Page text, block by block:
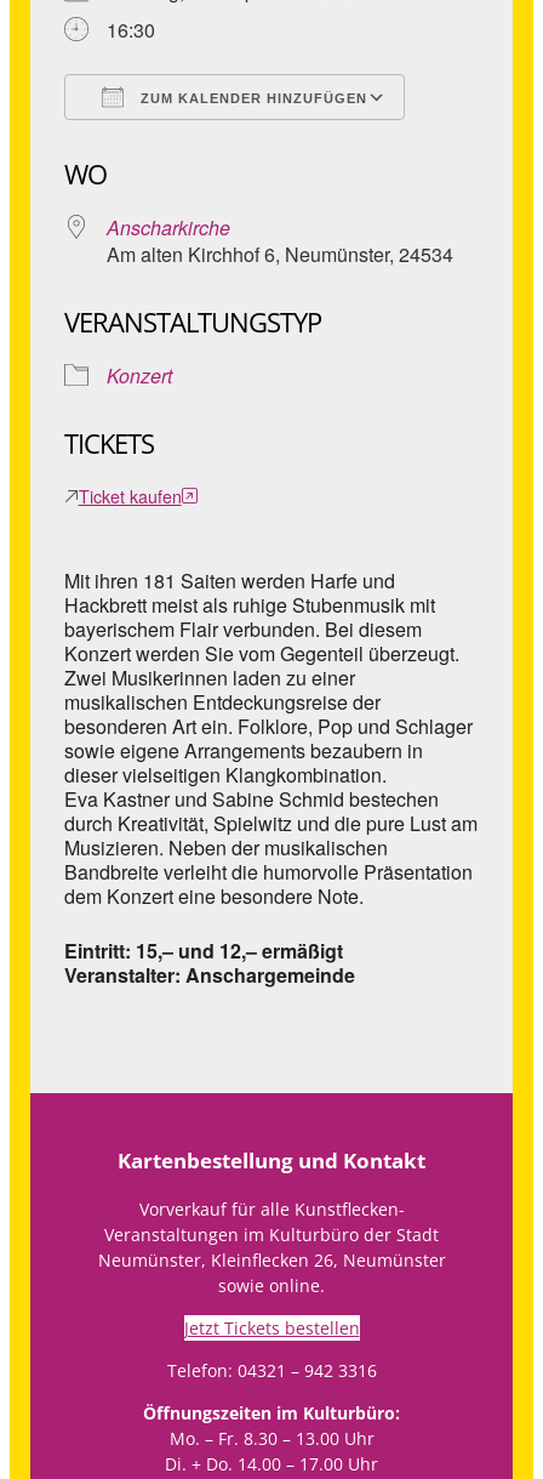
16:30
ZUM KALENDER HINZUFÜGEN
WO
Anscharkirche
Am alten Kirchhof 6, Neumünster, 24534
VERANSTALTUNGSTYP
Konzert
TICKETS
Ticket kaufen
Mit ihren 181 Saiten werden Harfe und
Hackbrett meist als ruhige Stubenmusik mit
bayerischem Flair verbunden. Bei diesem
Konzert werden Sie vom Gegenteil überzeugt.
Zwei Musikerinnen laden zu einer
musikalischen Entdeckungsreise der
besonderen Art ein. Folklore, Pop und Schlager
sowie eigene Arrangements bezaubern in
dieser vielseitigen Klangkombination.
Eva Kastner und Sabine Schmid bestechen
durch Kreativität, Spielwitz und die pure Lust am
Musizieren. Neben der musikalischen
Bandbreite verleiht die humorvolle Präsentation
dem Konzert eine besondere Note.
Eintritt: 15,– und 12,– ermäßigt
Veranstalter: Anschargemeinde
Kartenbestellung und Kontakt
Vorverkauf für alle Kunstflecken-
Veranstaltungen im Kulturbüro der Stadt
Neumünster, Kleinflecken 26, Neumünster
sowie online.
Jetzt Tickets bestellen
Telefon: 04321 – 942 3316
Öffnungszeiten im Kulturbüro:
Mo. – Fr. 8.30 – 13.00 Uhr
Di. + Do. 14.00 – 17.00 Uhr